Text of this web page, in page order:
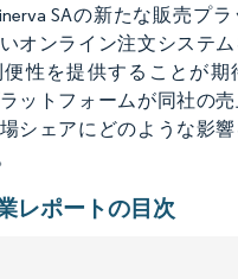
SAの新たな販売プ
オンライン注文システ
性を提供することが期
ットフォームが同社の
シェアにどのような影
レポートの目次